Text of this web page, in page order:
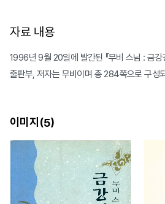
자료 내용
1996년 9월 20일에 발간된 『무비 스님 : 금강
출판부, 저자는 무비이며 총 284쪽으로 구성
이미지(5)